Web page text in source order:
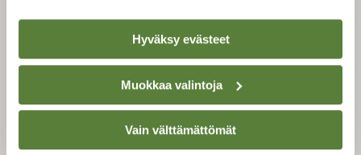
Hyväksy evästeet
Muokkaa valintoja
Vain välttämättömät